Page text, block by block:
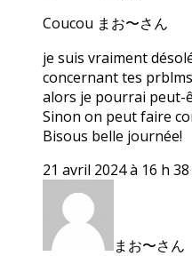
Coucou まお〜さん
je suis vraiment
concernant tes
alors je pourrai peut-
Sinon on peut faire
Bisous belle journée!
21 avril 2024 à 16 h
まお〜さん